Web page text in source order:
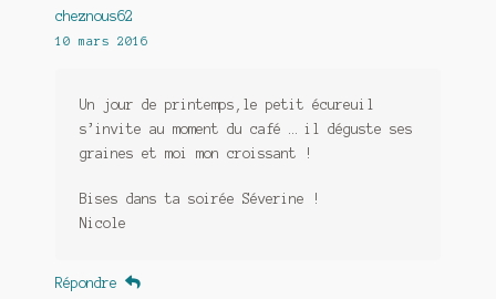
cheznous62
10 mars 2016
Un jour de printemps,le petit écureuil
s’invite au moment du café … il déguste ses
graines et moi mon croissant !
Bises dans ta soirée Séverine !
Nicole
Répondre